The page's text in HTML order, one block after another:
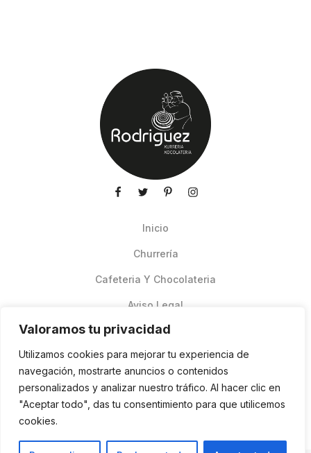
Valoramos tu privacidad
Utilizamos cookies para mejorar tu experiencia de
navegación, mostrarte anuncios o contenidos
personalizados y analizar nuestro tráfico. Al hacer clic en
"Aceptar todo", das tu consentimiento para que utilicemos
cookies.
Inicio
Churrería
Cafeteria Y Chocolateria
Aviso Legal
Pedidos Online Glovo
Contacto